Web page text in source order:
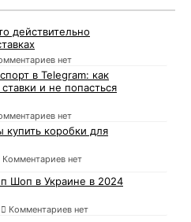
действительно
нет
в Telegram: как
и не попасться
нет
коробки для
Комментариев нет
Шоп в Украине в 2024
Комментариев нет